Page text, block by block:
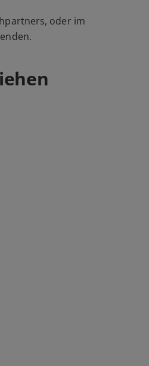
oder im